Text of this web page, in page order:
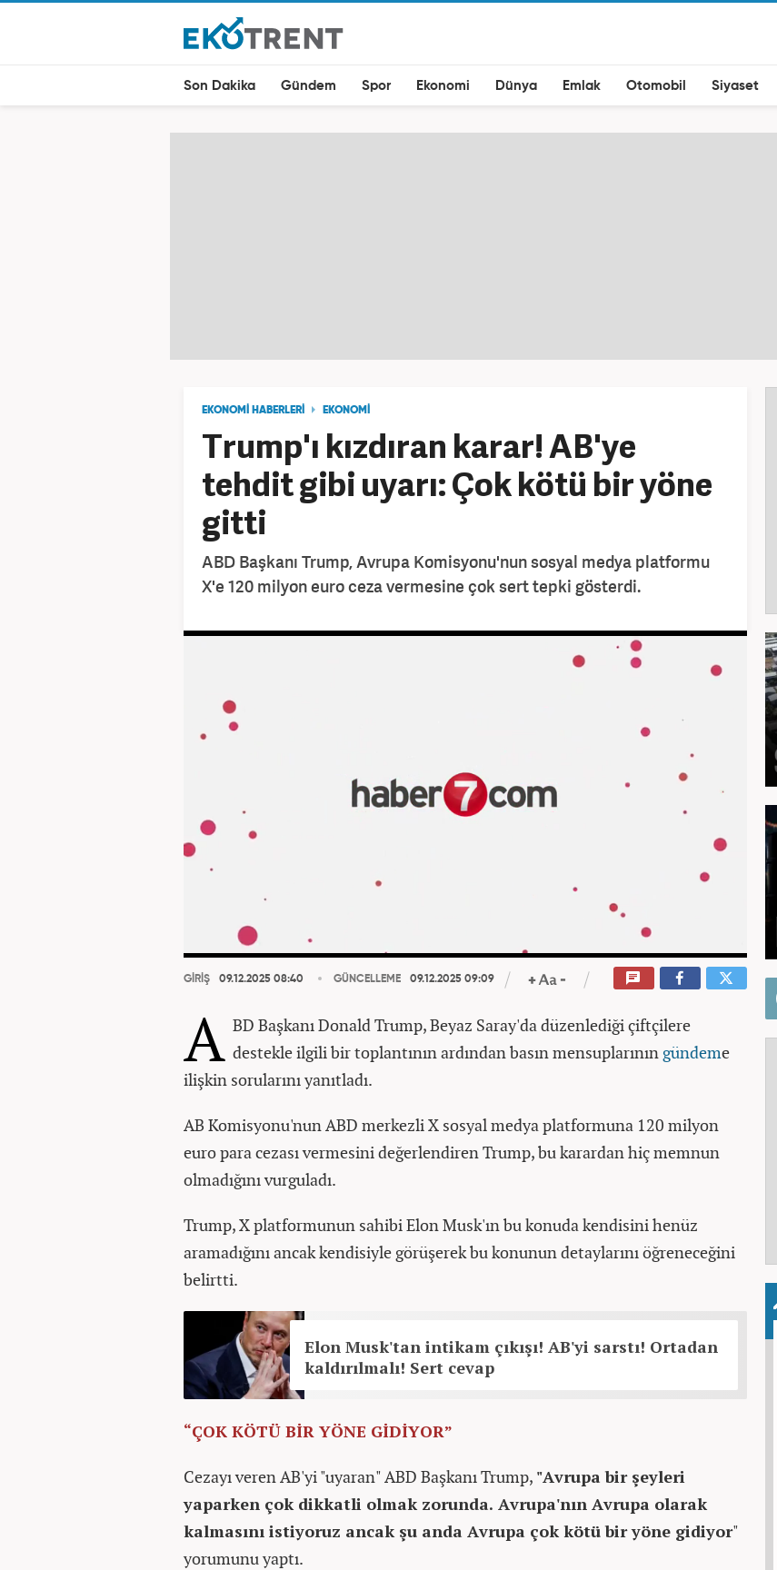
Son Dakika Gündem Spor Ekonomi Dünya Emlak Otomobil Siyaset
EKONOMİ HABERLERİ EKONOMİ
Trump'ı kızdıran karar! AB'ye
tehdit gibi uyarı: Çok kötü bir yöne
gitti
ABD Başkanı Trump, Avrupa Komisyonu'nun sosyal medya platformu
X'e 120 milyon euro ceza vermesine çok sert tepki gösterdi.
GİRİŞ 09.12.2025 08:40 GÜNCELLEME 09.12.2025 09:09
A BD Başkanı Donald Trump, Beyaz Saray'da düzenlediği çiftçilere
destekle ilgili bir toplantının ardından basın mensuplarının gündeme
ilişkin sorularını yanıtladı.
AB Komisyonu'nun ABD merkezli X sosyal medya platformuna 120 milyon
euro para cezası vermesini değerlendiren Trump, bu karardan hiç memnun
olmadığını vurguladı.
Trump, X platformunun sahibi Elon Musk'ın bu konuda kendisini henüz
aramadığını ancak kendisiyle görüşerek bu konunun detaylarını öğreneceğini
belirtti.
Elon Musk'tan intikam çıkışı! AB'yi sarstı! Ortadan
kaldırılmalı! Sert cevap
“ÇOK KÖTÜ BİR YÖNE GİDİYOR”
Cezayı veren AB'yi "uyaran" ABD Başkanı Trump, "Avrupa bir şeyleri
yaparken çok dikkatli olmak zorunda. Avrupa'nın Avrupa olarak
kalmasını istiyoruz ancak şu anda Avrupa çok kötü bir yöne gidiyor"
yorumunu yaptı.